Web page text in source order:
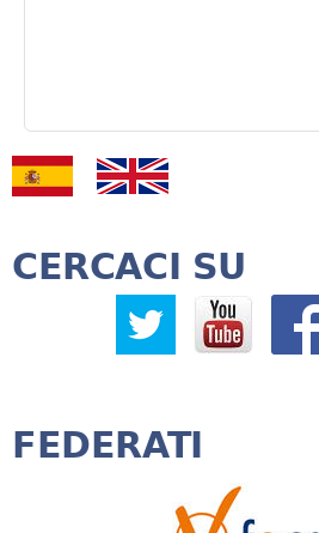
CERCACI SU
FEDERATI